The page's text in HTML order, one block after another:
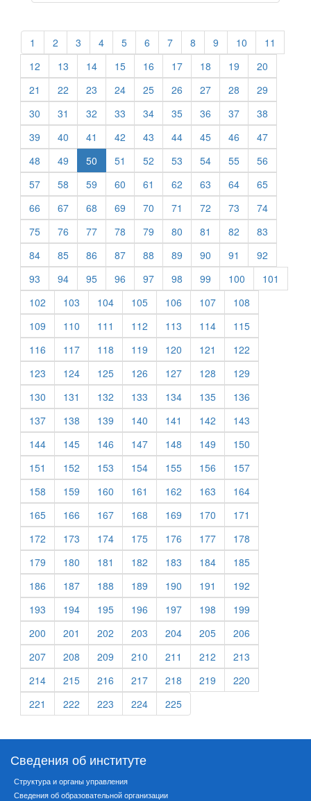
1 2 3 4 5 6 7 8 9 10
11
12
13 14 15 16 17 18 19
20
21
22 23 24 25 26 27 28
29
30
31 32 33 34 35 36 37
38
39
40 41 42 43 44 45 46
47
48
49 50 51 52 53 54 55
56
57
58 59 60 61 62 63 64
65
66
67 68 69 70 71 72 73
74
75
76 77 78 79 80 81 82
83
84
85 86 87 88 89 90 91
92
93
94 95 96 97 98 99 100
101
102
103 104 105 106 107
108
109
110 111 112 113 114
115
116
117 118 119 120 121
122
123
124 125 126 127 128
129
130
131 132 133 134 135
136
137
138 139 140 141 142
143
144
145 146 147 148 149
150
151
152 153 154 155 156
157
158
159 160 161 162 163
164
165
166 167 168 169 170
171
172
173 174 175 176 177
178
179
180 181 182 183 184
185
186
187 188 189 190 191
192
193
194 195 196 197 198
199
200
201 202 203 204 205
206
207
208 209 210 211 212
213
214
215 216 217 218 219
220
221
222 223 224 225
Сведения об институте
Структура и органы управления
Сведения об образовательной организации